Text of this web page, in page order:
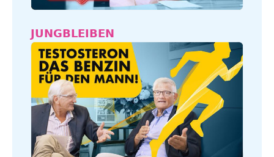
JUNGBLEIBEN